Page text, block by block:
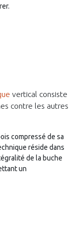
vertical consiste
contre les autres
compressé de sa
réside dans
de la buche
un